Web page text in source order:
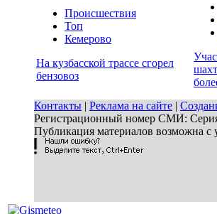
Происшествия
Топ
Кемерово
На кузбасской трассе сгорел
бензовоз
Контакты | Реклама на сайте |
Регистрационный номер СМИ:
Публикация материалов возможна с